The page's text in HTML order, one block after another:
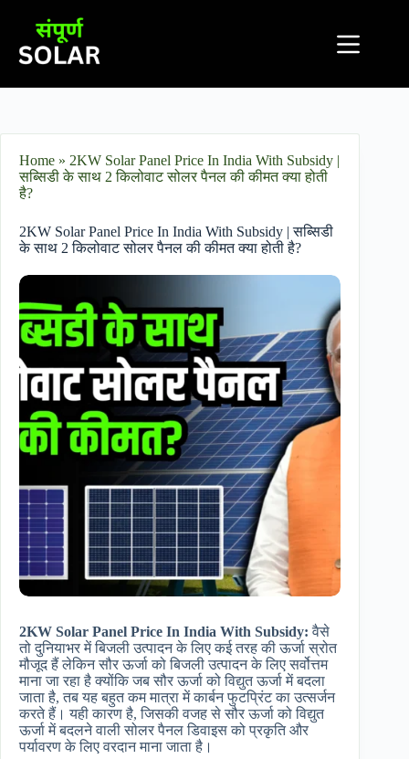
Home » 2KW Solar Panel Price In India With Subsidy |
सब्सिडी के साथ 2 किलोवाट सोलर पैनल की कीमत क्या होती
है?
2KW Solar Panel Price In India With Subsidy | सब्सिडी
के साथ 2 किलोवाट सोलर पैनल की कीमत क्या होती है?
2KW Solar Panel Price In India With Subsidy: वैसे
तो दुनियाभर में बिजली उत्पादन के लिए कई तरह की ऊर्जा स्रोत
मौजूद हैं लेकिन सौर ऊर्जा को बिजली उत्पादन के लिए सर्वोत्तम
माना जा रहा है क्योंकि जब सौर ऊर्जा को विद्युत ऊर्जा में बदला
जाता है, तब यह बहुत कम मात्रा में कार्बन फुटप्रिंट का उत्सर्जन
करते हैं। यही कारण है, जिसकी वजह से सौर ऊर्जा को विद्युत
ऊर्जा में बदलने वाली सोलर पैनल डिवाइस को प्रकृति और
पर्यावरण के लिए वरदान माना जाता है।